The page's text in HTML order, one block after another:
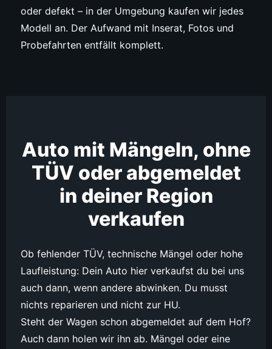
oder defekt – in der Umgebung kaufen wir jedes
Modell an. Der Aufwand mit Inserat, Fotos und
Probefahrten entfällt komplett.
Auto mit Mängeln, ohne
TÜV oder abgemeldet
in deiner Region
verkaufen
Ob fehlender TÜV, technische Mängel oder hohe
Laufleistung: Dein Auto hier verkaufst du bei uns
auch dann, wenn andere abwinken. Du musst
nichts reparieren und nicht zur HU.
Steht der Wagen schon abgemeldet auf dem Hof?
Auch dann holen wir ihn ab. Mängel oder eine